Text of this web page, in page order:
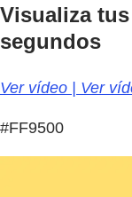
Visualiza
segundos
Ver vídeo | Ver
#FF9500